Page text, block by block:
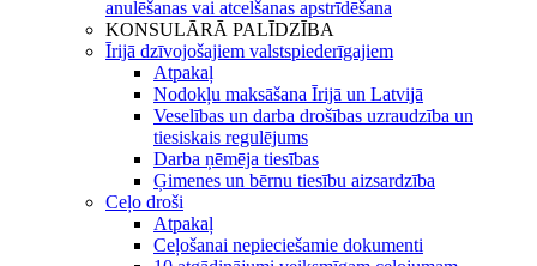
anulēšanas vai atcelšanas apstrīdēšana
KONSULĀRĀ PALĪDZĪBA
Īrijā dzīvojošajiem valstspiederīgajiem
Atpakaļ
Nodokļu maksāšana Īrijā un Latvijā
Veselības un darba drošības uzraudzība un
tiesiskais regulējums
Darba ņēmēja tiesības
Ģimenes un bērnu tiesību aizsardzība
Ceļo droši
Atpakaļ
Ceļošanai nepieciešamie dokumenti